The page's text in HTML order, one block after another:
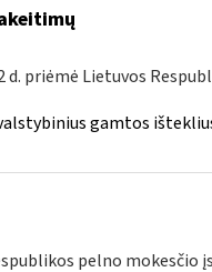
priėmė Lietuvos
valstybinius gamtos
pelno mokesčio